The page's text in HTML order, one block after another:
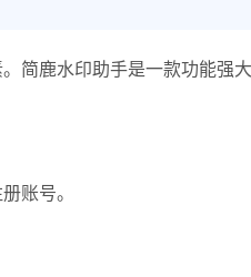
简鹿水印助手是一款功能强
账号。